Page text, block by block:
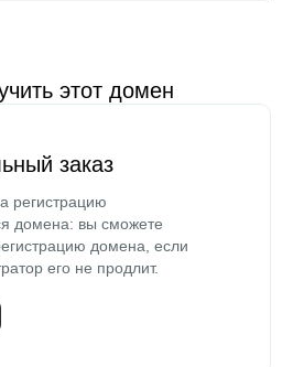
этот домен
заказ
регистрацию
домена: вы сможете
домена, если
его не продлит.